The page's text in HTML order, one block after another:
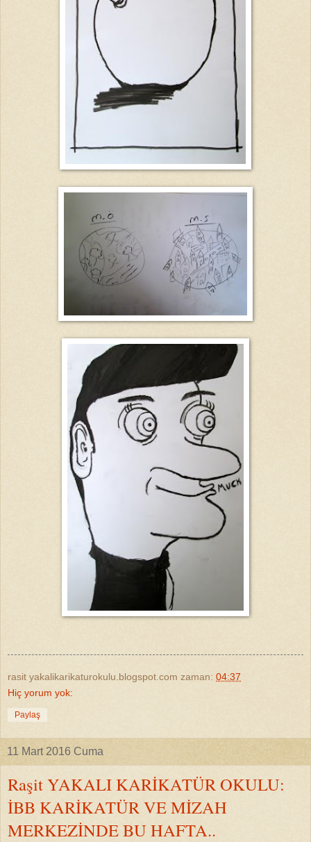
rasit yakalikarikaturokulu.blogspot.com zaman: 04:37
Hiç yorum yok:
Paylaş
11 Mart 2016 Cuma
Raşit YAKALI KARİKATÜR OKULU:
İBB KARİKATÜR VE MİZAH
MERKEZİNDE BU HAFTA..